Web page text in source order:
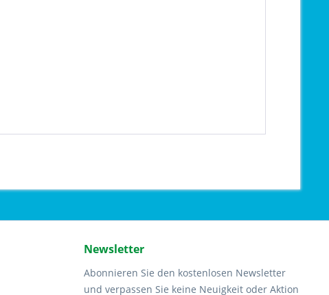
Newsletter
Abonnieren Sie den kostenlosen Newsletter
und verpassen Sie keine Neuigkeit oder Aktion